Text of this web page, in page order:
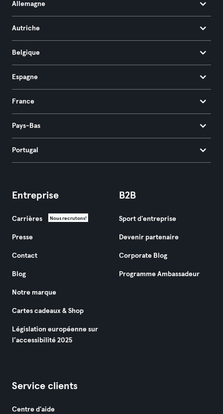
Allemagne
Autriche
Belgique
Espagne
France
Pays-Bas
Portugal
Entreprise
Carrières Nous recrutons!
Presse
Contact
Blog
Notre marque
Cartes cadeaux & Shop
Législation européenne sur
l’accessibilité 2025
B2B
Sport d'entreprise
Devenir partenaire
Corporate Blog
Programme Ambassadeur
Service clients
Centre d'aide